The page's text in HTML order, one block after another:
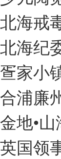
北海戒
北海纪
疍家小
合浦廉
金地•
英国领